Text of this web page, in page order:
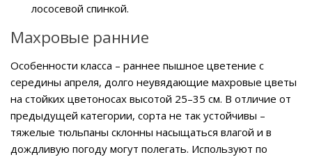
лососевой спинкой.
Махровые ранние
Особенности класса – раннее пышное цветение с
середины апреля, долго неувядающие махровые цветы
на стойких цветоносах высотой 25–35 см. В отличие от
предыдущей категории, сорта не так устойчивы –
тяжелые тюльпаны склонны насыщаться влагой и в
дождливую погоду могут полегать. Используют по